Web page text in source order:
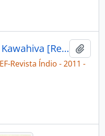
MILANEZ, Felipe. Saga Kawahiva [Revista Índio]
Revista Índio - 2011 -